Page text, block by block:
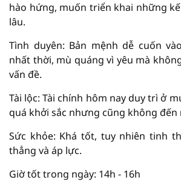
hào hứng, muốn triển khai những
lâu.
Tình duyên: Bản mệnh dễ cuốn
nhất thời, mù quáng vì yêu mà
vấn đề.
Tài lộc: Tài chính hôm nay duy trì ở
quá khởi sắc nhưng cũng không
Sức khỏe: Khá tốt, tuy nhiên tinh
thẳng và áp lực.
Giờ tốt trong ngày: 14h - 16h